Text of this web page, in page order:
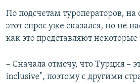
По подсчетам туроператоров, на
этот спрос уже сказался, но не
как это представляют некоторые
– Сначала отмечу, что Турция –
inclusive", поэтому с другими